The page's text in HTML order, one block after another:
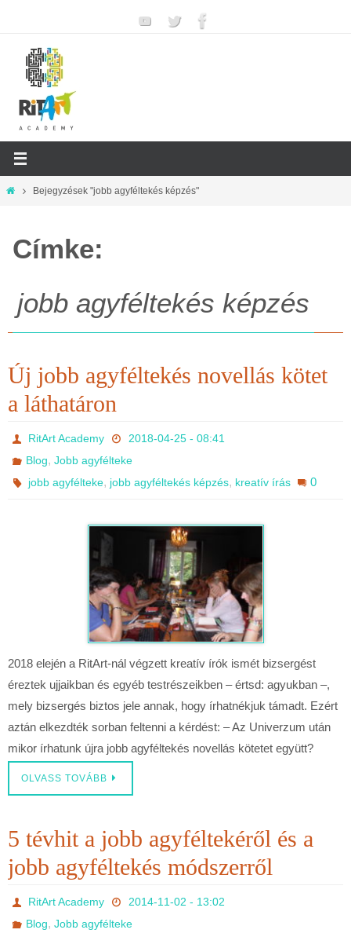
OtthonBejegyzések "jobb agyféltekés képzés"
Címke:
jobb agyféltekés képzés
Új jobb agyféltekés novellás kötet
a láthatáron
RitArt Academy
2018-04-25 - 08:41
Blog,Jobb agyfélteke
jobb agyfélteke, jobb agyféltekés képzés, kreatív írás 0
2018 elején a RitArt-nál végzett kreatív írók ismét bizsergést
éreztek ujjaikban és egyéb testrészeikben – értsd: agyukban –,
mely bizsergés biztos jele annak, hogy írhatnékjuk támadt. Ezért
aztán elkezdték sorban feltenni a kérdést: – Az Univerzum után
mikor írhatunk újra jobb agyféltekés novellás kötetet együtt?
OLVASS TOVÁBB
5 tévhit a jobb agyféltekéről és a
jobb agyféltekés módszerről
RitArt Academy
2014-11-02 - 13:02
Blog,Jobb agyfélteke